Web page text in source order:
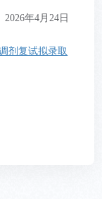
2026年4月24日
剂复试拟录取